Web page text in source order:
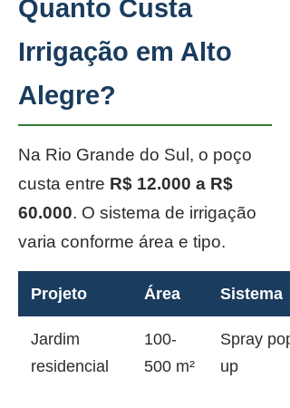
Quanto Custa
Irrigação em Alto
Alegre?
Na Rio Grande do Sul, o poço
custa entre R$ 12.000 a R$
60.000. O sistema de irrigação
varia conforme área e tipo.
Projeto Área Sistema
Jardim
residencial
100-
500 m²
Spray pop-
up